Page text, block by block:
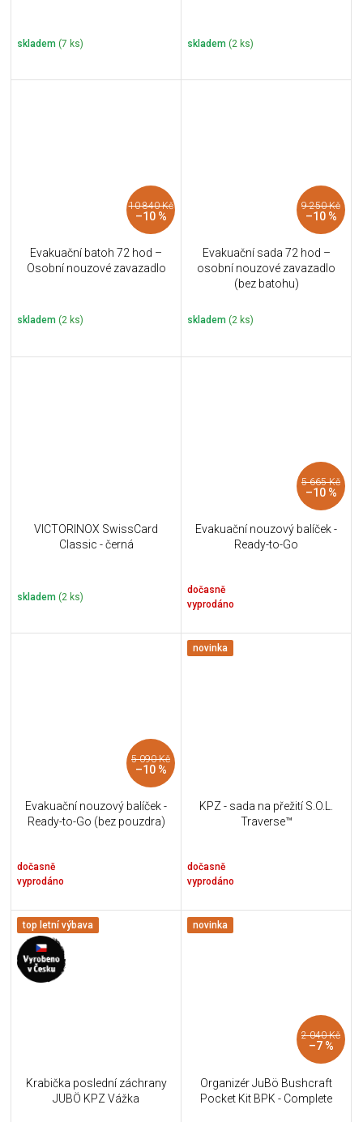
skladem (7 ks) skladem (2 ks)
10 840 Kč
–10 %
Evakuační batoh 72 hod –
Osobní nouzové zavazadlo
skladem (2 ks)
9 250 Kč
–10 %
Evakuační sada 72 hod –
osobní nouzové zavazadlo
(bez batohu)
skladem (2 ks)
VICTORINOX SwissCard
Classic - černá
skladem (2 ks)
5 665 Kč
–10 %
Evakuační nouzový balíček -
Ready-to-Go
dočasně
vyprodáno
5 090 Kč
–10 %
Evakuační nouzový balíček -
Ready-to-Go (bez pouzdra)
dočasně
vyprodáno
novinka
KPZ - sada na přežití S.O.L.
Traverse™
dočasně
vyprodáno
top letní výbava
Krabička poslední záchrany
JUBÖ KPZ Vážka
novinka
2 040 Kč
–7 %
Organizér JuBö Bushcraft
Pocket Kit BPK - Complete